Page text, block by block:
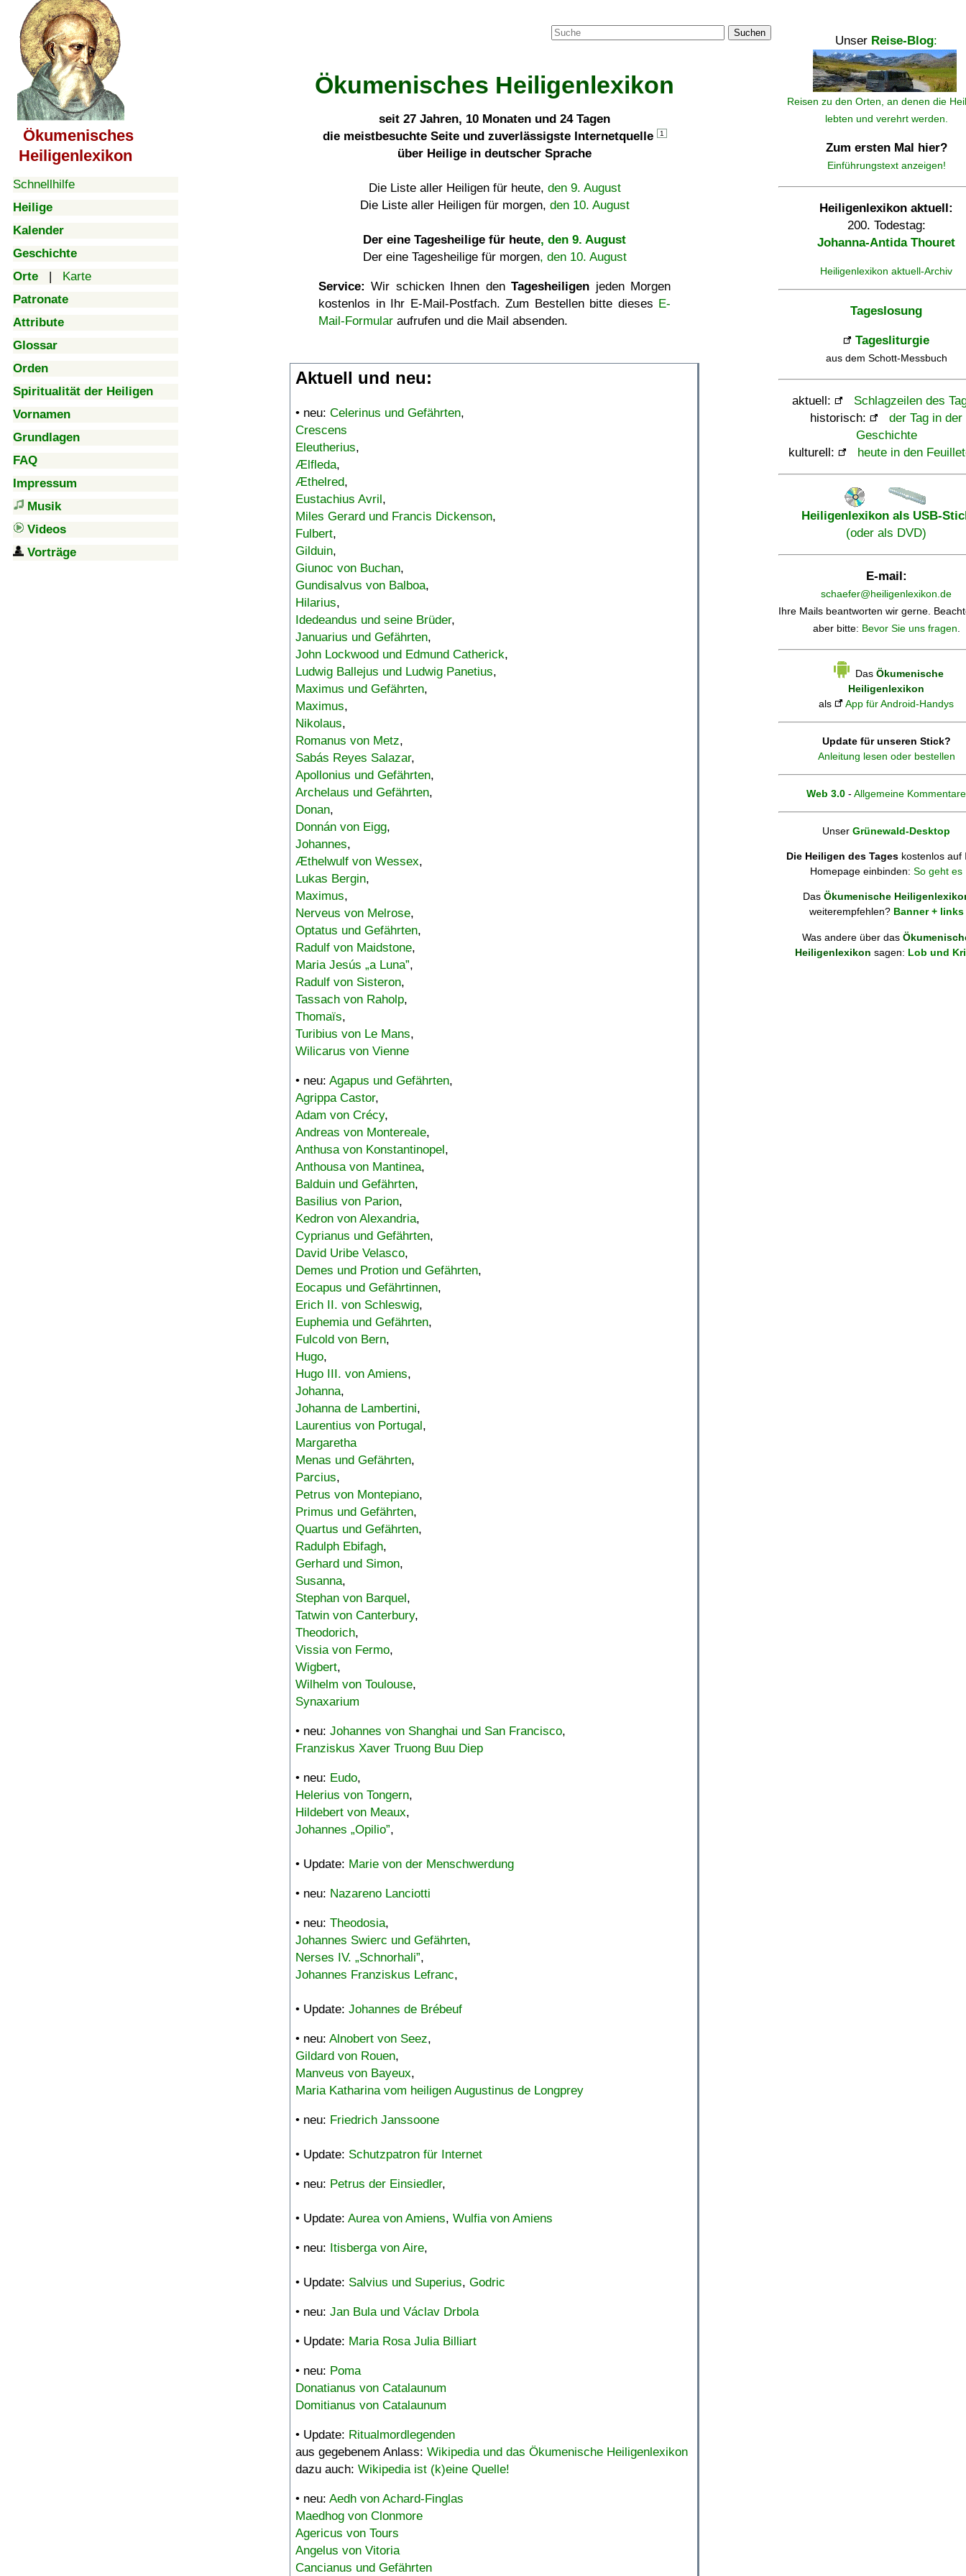
Ökumenisches
Heiligenlexikon
Schnellhilfe
Heilige
Kalender
Geschichte
Orte | Karte
Patronate
Attribute
Glossar
Orden
Spiritualität der Heiligen
Vornamen
Grundlagen
FAQ
Impressum
Musik
Videos
Vorträge
Suchen
Ökumenisches Heiligenlexikon
seit 27 Jahren, 10 Monaten und 24 Tagen
die meistbesuchte Seite und zuverlässigste Internetquelle
1
über Heilige in deutscher Sprache
Die Liste aller Heiligen für heute, den 9. August
Die Liste aller Heiligen für morgen, den 10. August
Der eine Tagesheilige für heute, den 9. August
Der eine Tagesheilige für morgen, den 10. August
Service: Wir schicken Ihnen denTagesheiligen jeden Morgen
kostenlos in Ihr E-Mail-Postfach. Zum Bestellen bitte dieses E-
Mail-Formular aufrufen und die Mail absenden.
Aktuell und neu:
• neu: Celerinus und Gefährten,
Crescens
Eleutherius,
Ælfleda,
Æthelred,
Eustachius Avril,
Miles Gerard und Francis Dickenson,
Fulbert,
Gilduin,
Giunoc von Buchan,
Gundisalvus von Balboa,
Hilarius,
Idedeandus und seine Brüder,
Januarius und Gefährten,
John Lockwood und Edmund Catherick,
Ludwig Ballejus und Ludwig Panetius,
Maximus und Gefährten,
Maximus,
Nikolaus,
Romanus von Metz,
Sabás Reyes Salazar,
Apollonius und Gefährten,
Archelaus und Gefährten,
Donan,
Donnán von Eigg,
Johannes,
Æthelwulf von Wessex,
Lukas Bergin,
Maximus,
Nerveus von Melrose,
Optatus und Gefährten,
Radulf von Maidstone,
Maria Jesús „a Luna”,
Radulf von Sisteron,
Tassach von Raholp,
Thomaïs,
Turibius von Le Mans,
Wilicarus von Vienne
• neu: Agapus und Gefährten,
Agrippa Castor,
Adam von Crécy,
Andreas von Montereale,
Anthusa von Konstantinopel,
Anthousa von Mantinea,
Balduin und Gefährten,
Basilius von Parion,
Kedron von Alexandria,
Cyprianus und Gefährten,
David Uribe Velasco,
Demes und Protion und Gefährten,
Eocapus und Gefährtinnen,
Erich II. von Schleswig,
Euphemia und Gefährten,
Fulcold von Bern,
Hugo,
Hugo III. von Amiens,
Johanna,
Johanna de Lambertini,
Laurentius von Portugal,
Margaretha
Menas und Gefährten,
Parcius,
Petrus von Montepiano,
Primus und Gefährten,
Quartus und Gefährten,
Radulph Ebifagh,
Gerhard und Simon,
Susanna,
Stephan von Barquel,
Tatwin von Canterbury,
Theodorich,
Vissia von Fermo,
Wigbert,
Wilhelm von Toulouse,
Synaxarium
• neu: Johannes von Shanghai und San Francisco,
Franziskus Xaver Truong Buu Diep
• neu: Eudo,
Helerius von Tongern,
Hildebert von Meaux,
Johannes „Opilio”,
• Update: Marie von der Menschwerdung
• neu: Nazareno Lanciotti
• neu: Theodosia,
Johannes Swierc und Gefährten,
Nerses IV. „Schnorhali”,
Johannes Franziskus Lefranc,
• Update: Johannes de Brébeuf
• neu: Alnobert von Seez,
Gildard von Rouen,
Manveus von Bayeux,
Maria Katharina vom heiligen Augustinus de Longprey
• neu: Friedrich Janssoone
• Update: Schutzpatron für Internet
• neu: Petrus der Einsiedler,
• Update: Aurea von Amiens, Wulfia von Amiens
• neu: Itisberga von Aire,
• Update: Salvius und Superius, Godric
• neu: Jan Bula und Václav Drbola
• Update: Maria Rosa Julia Billiart
• neu: Poma
Donatianus von Catalaunum
Domitianus von Catalaunum
• Update: Ritualmordlegenden
aus gegebenem Anlass: Wikipedia und das Ökumenische Heiligenlexikon
dazu auch: Wikipedia ist (k)eine Quelle!
• neu: Aedh von Achard-Finglas
Maedhog von Clonmore
Agericus von Tours
Angelus von Vitoria
Cancianus und Gefährten
Unser Reise-Blog:
Reisen zu den Orten, an denen die
lebten und verehrt werden.
Zum ersten Mal hier?
Einführungstext anzeigen!
Heiligenlexikon aktuell:
200. Todestag:
Johanna-Antida Thouret
Heiligenlexikon aktuell-Archiv
Tageslosung
Tagesliturgie
aus dem Schott-Messbuch
aktuell:
Schlagzeilen des
historisch:
der Tag in der
Geschichte
kulturell:
heute in den
Heiligenlexikon als USB-
(oder als DVD)
E-mail:
schaefer@heiligenlexikon.de
Ihre Mails beantworten wir gerne.
aber bitte: Bevor Sie uns fragen.
Das Ökumenische
Heiligenlexikon
als
App für Android-Handys
Update für unseren Stick?
Anleitung lesen oder bestellen
Web 3.0 - Allgemeine Kommentare
Unser Grünewald-Desktop
Die Heiligen des Tages kostenlos auf
Homepage einbinden: So geht es
Das Ökumenische
weiterempfehlen? Banner + links
Was andere über das
Heiligenlexikon sagen: Lob und